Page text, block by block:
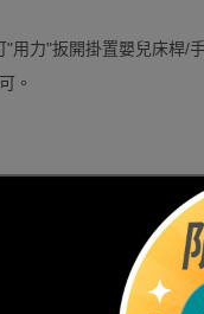
力"扳開掛置嬰兒床桿/
。